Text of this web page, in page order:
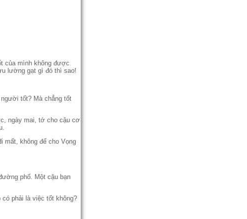
của mình không được
lường gạt gì đó thì sao!
tốt? Mà chẳng tốt
ngày mai, tớ cho cậu cơ
mất, không để cho Vọng
phố. Một cậu bạn
phải là việc tốt không?